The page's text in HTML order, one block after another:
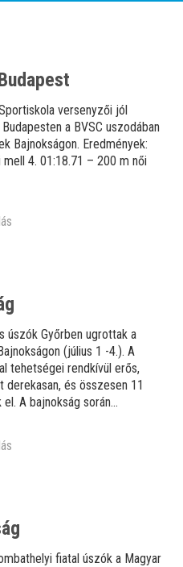
versenyzői jól
a BVSC uszodában
Bajnokságon. Eredmények:
4. 01:18.71 – 200 m női
úszók Győrben ugrottak a
(július 1 -4.). A
tehetségei rendkívül erős,
és összesen 11
A bajnokság során...
fiatal úszók a Magyar